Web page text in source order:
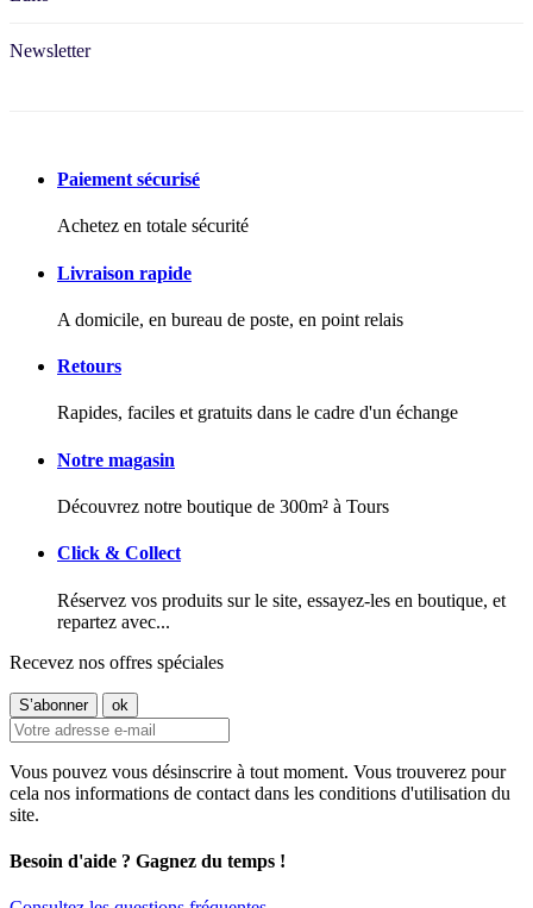
Newsletter
Paiement sécurisé
Achetez en totale sécurité
Livraison rapide
A domicile, en bureau de poste, en point relais
Retours
Rapides, faciles et gratuits dans le cadre d'un échange
Notre magasin
Découvrez notre boutique de 300m² à Tours
Click & Collect
Réservez vos produits sur le site, essayez-les en boutique, et
repartez avec...
Recevez nos offres spéciales
Vous pouvez vous désinscrire à tout moment. Vous trouverez pour
cela nos informations de contact dans les conditions d'utilisation du
site.
Besoin d'aide ? Gagnez du temps !